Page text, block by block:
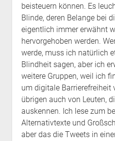
beisteuern können. Es
Blinde, deren Belange bei
eigentlich immer erwähnt
hervorgehoben werden.
werde, muss ich natürlich
Blindheit sagen, aber ich
weitere Gruppen, weil ich
um digitale Barrierefreiheit
übrigen auch von Leuten,
auskennen. Ich lese zum
Alternativtexte und
aber das die Tweets in